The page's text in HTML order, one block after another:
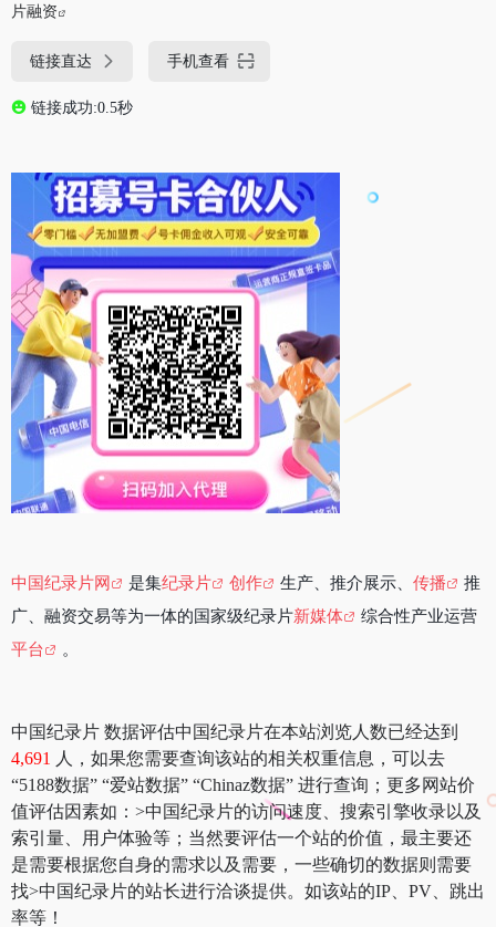
片融资
链接直达 手机查看
链接成功:0.5秒
中国纪录片网 是集纪录片 创作 生产、推介展示、 传播
推
广、融资交易等为一体的国家级纪录片新媒体
综合性产业运营
平台
。
中国纪录片 数据评估中国纪录片在本站浏览人数已经达到
4,691 人，如果您需要查询该站的相关权重信息，可以去
“5188数据” “爱站数据” “Chinaz数据” 进行查询；更多网站价
值评估因素如：>中国纪录片的访问速度、搜索引擎收录以及
索引量、用户体验等；当然要评估一个站的价值，最主要还
是需要根据您自身的需求以及需要，一些确切的数据则需要
找>中国纪录片的站长进行洽谈提供。如该站的IP、PV、跳出
率等！